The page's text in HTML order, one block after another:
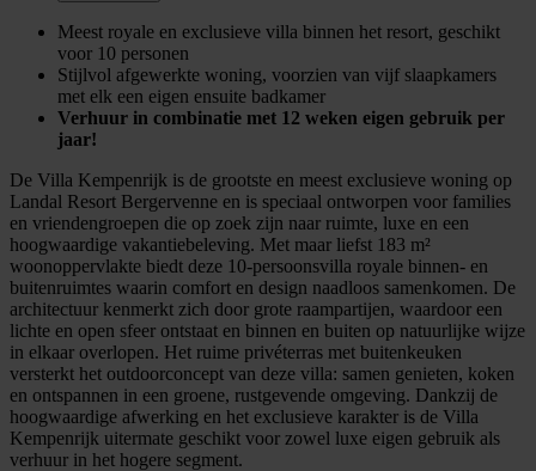
Meest royale en exclusieve villa binnen het resort, geschikt
voor 10 personen
Stijlvol afgewerkte woning, voorzien van vijf slaapkamers
met elk een eigen ensuite badkamer
Verhuur in combinatie met 12 weken eigen gebruik per
jaar!
De Villa Kempenrijk is de grootste en meest exclusieve woning op
Landal Resort Bergervenne en is speciaal ontworpen voor families
en vriendengroepen die op zoek zijn naar ruimte, luxe en een
hoogwaardige vakantiebeleving. Met maar liefst 183 m²
woonoppervlakte biedt deze 10-persoonsvilla royale binnen- en
buitenruimtes waarin comfort en design naadloos samenkomen. De
architectuur kenmerkt zich door grote raampartijen, waardoor een
lichte en open sfeer ontstaat en binnen en buiten op natuurlijke wijze
in elkaar overlopen. Het ruime privéterras met buitenkeuken
versterkt het outdoorconcept van deze villa: samen genieten, koken
en ontspannen in een groene, rustgevende omgeving. Dankzij de
hoogwaardige afwerking en het exclusieve karakter is de Villa
Kempenrijk uitermate geschikt voor zowel luxe eigen gebruik als
verhuur in het hogere segment.